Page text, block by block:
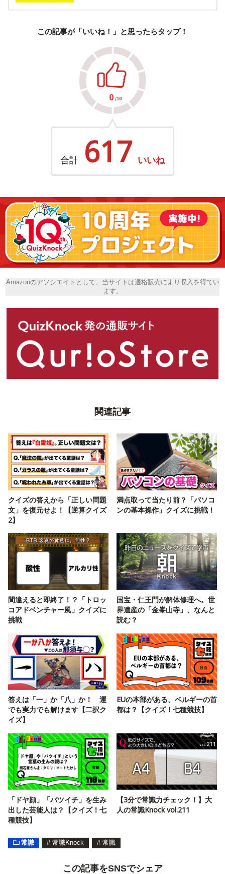
この記事が「いいね！」と思ったらタップ！
合計 617 いいね
Amazonのアソシエイトとして、当サイトは適格販売により収入を得てい
ます。
関連記事
クイズの答えから「正しい問題
文」を復元せよ！【逆算クイズ
2】
満点取って当たり前？「パソコ
ンの基本操作」クイズに挑戦！
間違えると即終了！？「トロッ
コアドベンチャー風」クイズに
挑戦
国宝・仁王門が解体修理へ。世
界遺産の「金峯山寺」、なんと
読む？
答えは「一」か「八」か！ 運
でも実力でも解けます【二択ク
イズ】
EUの本部がある、ベルギーの首
都は？【クイズ！七種競技】
「ドヤ顔」「バツイチ」を生み
出した芸能人は？【クイズ！七
種競技】
【3分で常識力チェック！】大
人の常識Knock vol.211
常識 # 常識Knock # 常識
この記事をSNSでシェア